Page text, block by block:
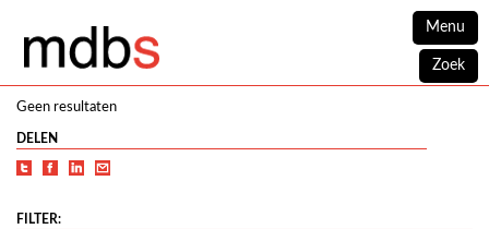
Menu
Zoek
Geen resultaten
DELEN
FILTER: